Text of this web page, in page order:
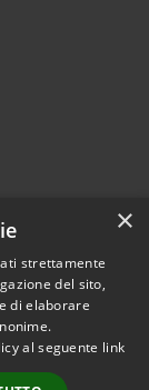
• Comune di
×
strettamente
del sito,
di elaborare
al seguente link